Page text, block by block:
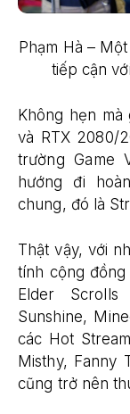
Phạm Hà –
tiếp cận
Không hẹn
và RTX 2080/
trường Game
hướng đi
chung, đó là
Thật vậy, với
tính cộng
Elder
Sunshine,
các Hot
Misthy, Fanny
cũng trở nên